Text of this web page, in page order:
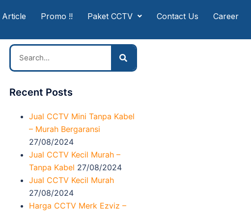
Article Promo !! Paket CCTV Contact Us Career
Recent Posts
Jual CCTV Mini Tanpa Kabel
– Murah Bergaransi
27/08/2024
Jual CCTV Kecil Murah –
Tanpa Kabel 27/08/2024
Jual CCTV Kecil Murah
27/08/2024
Harga CCTV Merk Ezviz –